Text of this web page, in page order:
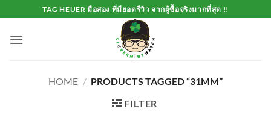
to
content
TAG HEUER มือสอง ที่มียอดรีวิว จากผู้ซื้อจริงมากที่สุด !!
HOME / PRODUCTS TAGGED “31MM”
FILTER